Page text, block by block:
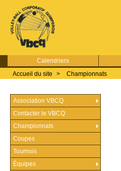
Calendriers
Accueil du site
> Championnats
Association VBCQ
Contacter le VBCQ
Championnats
Coupes
Tournois
Équipes